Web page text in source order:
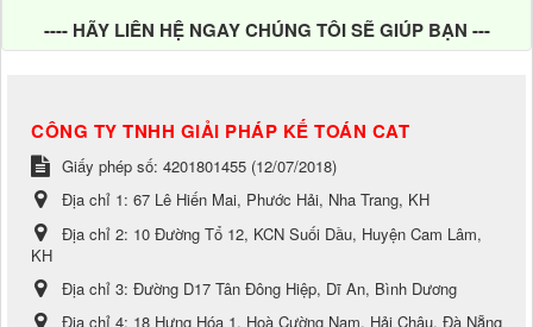
---- HÃY LIÊN HỆ NGAY CHÚNG TÔI SẼ GIÚP BẠN ---
CÔNG TY TNHH GIẢI PHÁP KẾ TOÁN CAT
Giấy phép số: 4201801455 (12/07/2018)
Địa chỉ 1: 67 Lê Hiến Mai, Phước Hải, Nha Trang, KH
Địa chỉ 2: 10 Đường Tổ 12, KCN Suối Dầu, Huyện Cam Lâm,
KH
Địa chỉ 3: Đường D17 Tân Đông Hiệp, Dĩ An, Bình Dương
Địa chỉ 4: 18 Hưng Hóa 1, Hoà Cường Nam, Hải Châu, Đà Nẵng